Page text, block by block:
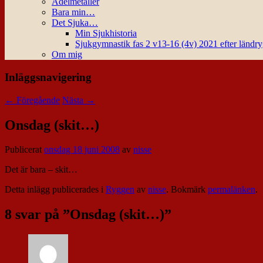
Bara min…
Det Sjuka…
Min Sjukhistoria
Sjukgymnastik fas 2 v13-16 (4v) 2021 efter
Om mig
Inläggsnavigering
← Föregående Nästa →
Onsdag (skit…)
Publiceratonsdag 18 juni 2008 av nisse
Det är bara – skit…
Detta inlägg publicerades i Ryggen av nisse. Bokmärk permalänken.
8 svar på ”Onsdag (skit…)”